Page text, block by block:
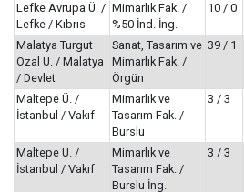
Lefke Avrupa Ü. /
Lefke / Kıbrıs
Mimarlık Fak. /
%50 İnd. İng.
10 / 0
Malatya Turgut
Özal Ü. / Malatya
/ Devlet
Sanat, Tasarım ve
Mimarlık Fak. /
Örgün
39 / 1
Maltepe Ü. /
İstanbul / Vakıf
Mimarlık ve
Tasarım Fak. /
Burslu
3 / 3
Maltepe Ü. /
İstanbul / Vakıf
Mimarlık ve
Tasarım Fak. /
Burslu İng.
3 / 3